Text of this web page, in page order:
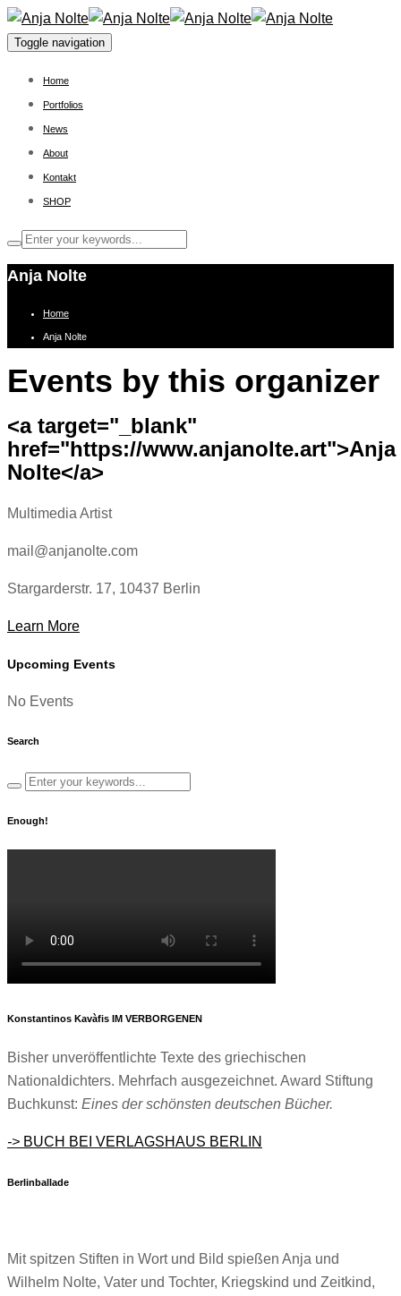
Toggle navigation
Home
Portfolios
News
About
Kontakt
SHOP
Anja Nolte
Home
Anja Nolte
Events by this organizer
<a target="_blank"
href="https://www.anjanolte.art">Anja
Nolte</a>
Multimedia Artist
mail@anjanolte.com
Stargarderstr. 17, 10437 Berlin
Learn More
Upcoming Events
No Events
Search
Enough!
Konstantinos Kavàfis IM VERBORGENEN
Bisher unveröffentlichte Texte des griechischen
Nationaldichters. Mehrfach ausgezeichnet. Award Stiftung
Buchkunst: Eines der schönsten deutschen Bücher.
-> BUCH BEI VERLAGSHAUS BERLIN
Berlinballade
Mit spitzen Stiften in Wort und Bild spießen Anja und
Wilhelm Nolte, Vater und Tochter, Kriegskind und Zeitkind,